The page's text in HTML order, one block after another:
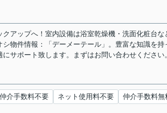
クアップへ！室内設備は浴室乾燥機・洗面化粧台
物件情報：「デーメーテール」。豊富な知識を
サポート致します。まずはお問い合わせください。
仲介手数料不要 ネット使用料不要 仲介手数料無